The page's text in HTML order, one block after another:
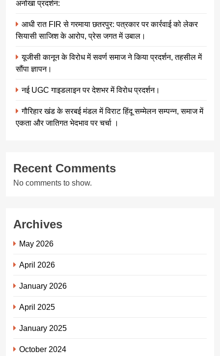
अनोखा प्रदर्शन:
आधी रात FIR से गरमाया छतरपुर: पत्रकार पर कार्रवाई को लेकर
सियासी साजिश के आरोप, प्रेस जगत में उबाल।
यूजीसी कानून के विरोध में सवर्ण समाज ने किया प्रदर्शन, तहसील में
सौंपा ज्ञापन।
नई UGC गाइडलाइन पर देशभर में विरोध प्रदर्शन।
गौरिहार खंड के सरबई मंडल में विराट हिंदू सम्मेलन सम्पन्न, समाज में
एकता और जातिगत भेदभाव पर चर्चा ।
Recent Comments
No comments to show.
Archives
May 2026
April 2026
January 2026
April 2025
January 2025
October 2024